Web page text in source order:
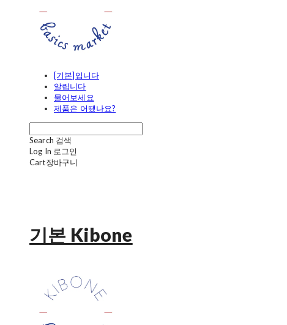
[기본]입니다
알립니다
물어보세요
제품은 어땠나요?
Search 검색
Log In 로그인
Cart장바구니
기본 Kibone